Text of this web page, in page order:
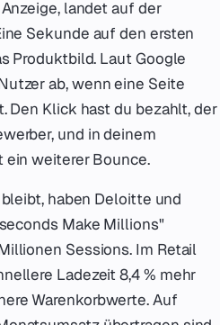
landet auf der
Sekunde auf den ersten
Produktbild. Laut Google
ab, wenn eine Seite
Den Klick hast du bezahlt, der
und in deinem
weiterer Bounce.
haben Deloitte und
Make Millions"
Sessions. Im Retail
Ladezeit 8,4 % mehr
Warenkorbwerte. Auf